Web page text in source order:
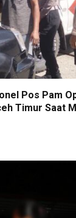
Pos Pam
Timur Saat